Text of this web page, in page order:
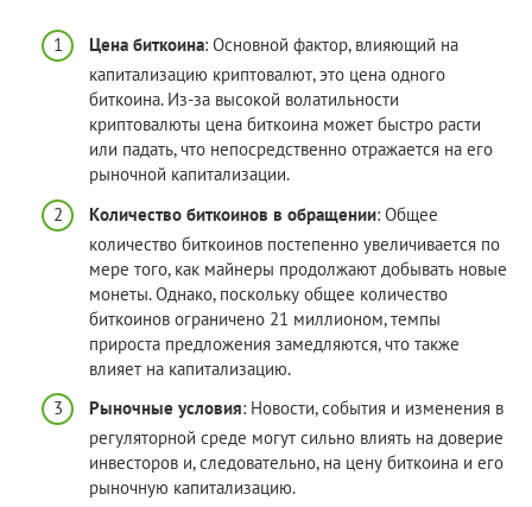
Цена биткоина: Основной фактор, влияющий на
капитализацию криптовалют, это цена одного
биткоина. Из-за высокой волатильности
криптовалюты цена биткоина может быстро расти
или падать, что непосредственно отражается на его
рыночной капитализации.
Количество биткоинов в обращении: Общее
количество биткоинов постепенно увеличивается по
мере того, как майнеры продолжают добывать новые
монеты. Однако, поскольку общее количество
биткоинов ограничено 21 миллионом, темпы
прироста предложения замедляются, что также
влияет на капитализацию.
Рыночные условия: Новости, события и изменения в
регуляторной среде могут сильно влиять на доверие
инвесторов и, следовательно, на цену биткоина и его
рыночную капитализацию.